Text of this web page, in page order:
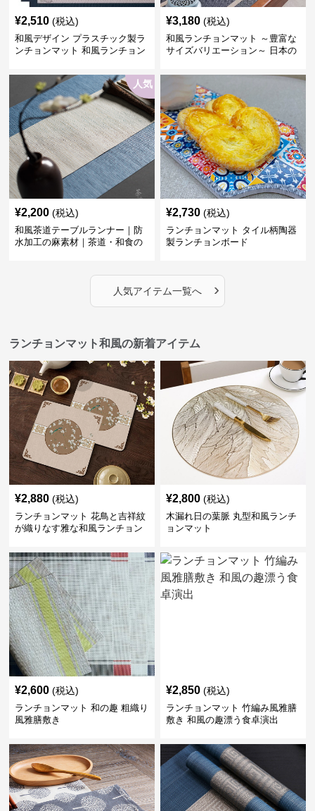
¥2,510 (税込)
和風デザイン プラスチック製ラ
ンチョンマット 和風ランチョン
イト帯
¥3,180 (税込)
和風ランチョンマット ～豊富な
サイズバリエーション～ 日本の
料無料～
人気
¥2,200 (税込)
和風茶道テーブルランナー｜防
水加工の麻素材｜茶道・和食の
¥2,730 (税込)
ランチョンマット タイル柄陶器
製ランチョンボード
人気アイテム一覧へ ›
ランチョンマット和風の新着アイテム
¥2,880 (税込)
ランチョンマット 花鳥と吉祥紋
が織りなす雅な和風ランチョン
¥2,800 (税込)
木漏れ日の葉脈 丸型和風ランチ
ョンマット
¥2,600 (税込)
ランチョンマット 和の趣 粗織り
風雅膳敷き
¥2,850 (税込)
ランチョンマット 竹編み風雅膳
敷き 和風の趣漂う食卓演出